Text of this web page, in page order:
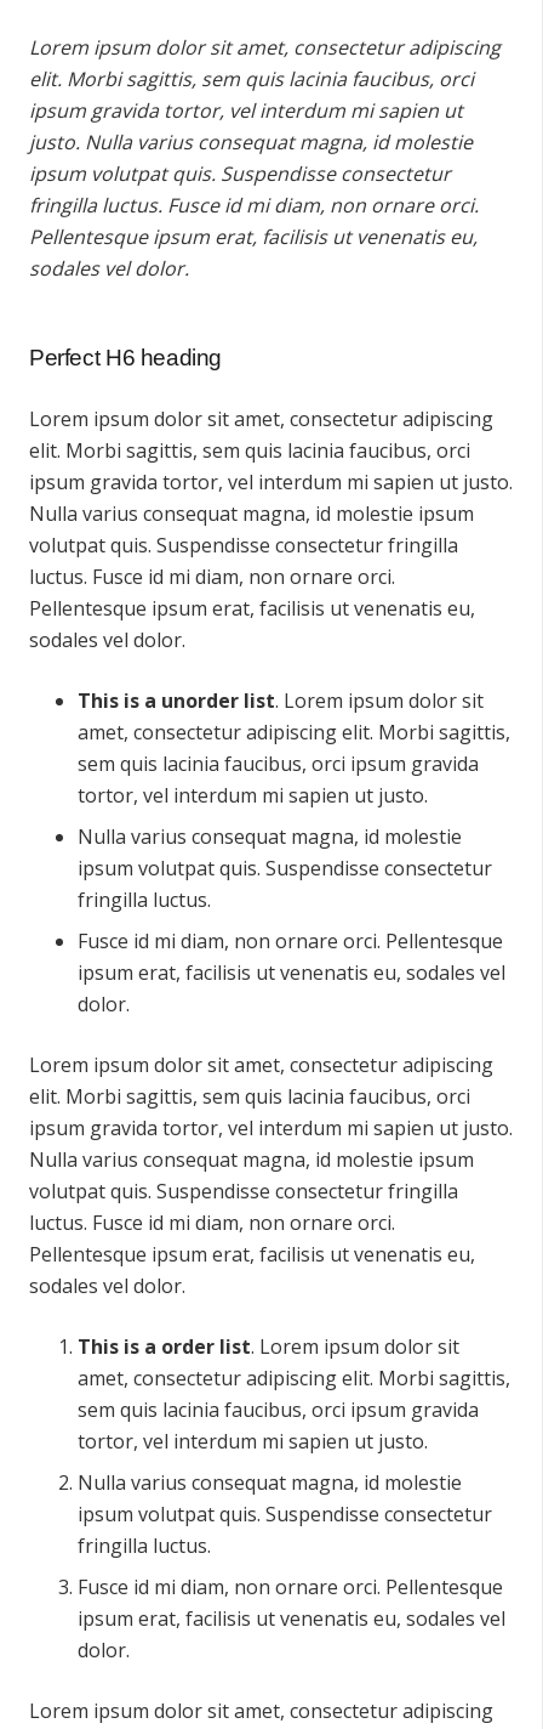
Lorem ipsum dolor sit amet, consectetur adipiscing
elit. Morbi sagittis, sem quis lacinia faucibus, orci
ipsum gravida tortor, vel interdum mi sapien ut
justo. Nulla varius consequat magna, id molestie
ipsum volutpat quis. Suspendisse consectetur
fringilla luctus. Fusce id mi diam, non ornare orci.
Pellentesque ipsum erat, facilisis ut venenatis eu,
sodales vel dolor.
Perfect H6 heading
Lorem ipsum dolor sit amet, consectetur adipiscing
elit. Morbi sagittis, sem quis lacinia faucibus, orci
ipsum gravida tortor, vel interdum mi sapien ut justo.
Nulla varius consequat magna, id molestie ipsum
volutpat quis. Suspendisse consectetur fringilla
luctus. Fusce id mi diam, non ornare orci.
Pellentesque ipsum erat, facilisis ut venenatis eu,
sodales vel dolor.
This is a unorder list. Lorem ipsum dolor sit
amet, consectetur adipiscing elit. Morbi sagittis,
sem quis lacinia faucibus, orci ipsum gravida
tortor, vel interdum mi sapien ut justo.
Nulla varius consequat magna, id molestie
ipsum volutpat quis. Suspendisse consectetur
fringilla luctus.
Fusce id mi diam, non ornare orci. Pellentesque
ipsum erat, facilisis ut venenatis eu, sodales vel
dolor.
Lorem ipsum dolor sit amet, consectetur adipiscing
elit. Morbi sagittis, sem quis lacinia faucibus, orci
ipsum gravida tortor, vel interdum mi sapien ut justo.
Nulla varius consequat magna, id molestie ipsum
volutpat quis. Suspendisse consectetur fringilla
luctus. Fusce id mi diam, non ornare orci.
Pellentesque ipsum erat, facilisis ut venenatis eu,
sodales vel dolor.
This is a order list. Lorem ipsum dolor sit
amet, consectetur adipiscing elit. Morbi sagittis,
sem quis lacinia faucibus, orci ipsum gravida
tortor, vel interdum mi sapien ut justo.
Nulla varius consequat magna, id molestie
ipsum volutpat quis. Suspendisse consectetur
fringilla luctus.
Fusce id mi diam, non ornare orci. Pellentesque
ipsum erat, facilisis ut venenatis eu, sodales vel
dolor.
Lorem ipsum dolor sit amet, consectetur adipiscing